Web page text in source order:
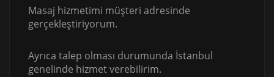
Masaj hizmetimi müşteri adresinde
gerçekleştiriyorum.
Ayrıca talep olması durumunda İstanbul
genelinde hizmet verebilirim.